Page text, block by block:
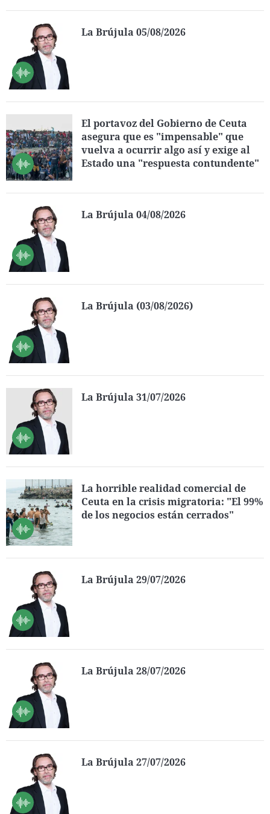
La Brújula 05/08/2026
El portavoz del Gobierno de Ceuta
asegura que es "impensable" que
vuelva a ocurrir algo así y exige al
Estado una "respuesta contundente"
La Brújula 04/08/2026
La Brújula (03/08/2026)
La Brújula 31/07/2026
La horrible realidad comercial de
Ceuta en la crisis migratoria: "El 99%
de los negocios están cerrados"
La Brújula 29/07/2026
La Brújula 28/07/2026
La Brújula 27/07/2026